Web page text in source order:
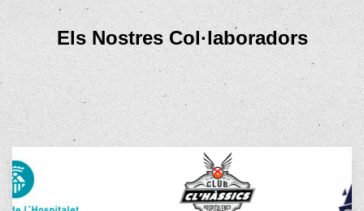
Els Nostres Col·laboradors